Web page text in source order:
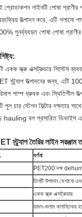
প্রোডাকশন লাইনটি পোষা প্রাণীর
উত্পাদন করে, এটি গলানো
পুনর্ব্যবহৃত পোষা পোষা প্রাণীর
একক স্ক্রু এক্সট্রুডার সিস্টেম
স্ট্র্যাপ উত্পাদনের জন্য, এটি
পাম্প ধ্রুবক এবং স্থিতিশীল
পুল চার স্টেশন ফিল্টার দক্ষতার
hauling বল প্রসারিত ডিভাইস
স্ট্র্যাপ তৈরির লাইন সরঞ্জাম
বর্ণনা
PET200 দক্ষ
তিনটি উপাদান মেশানো
একক স্ক্রু এক্সট্রুডার
ডাবল-কলাম ক্লান্তিকর